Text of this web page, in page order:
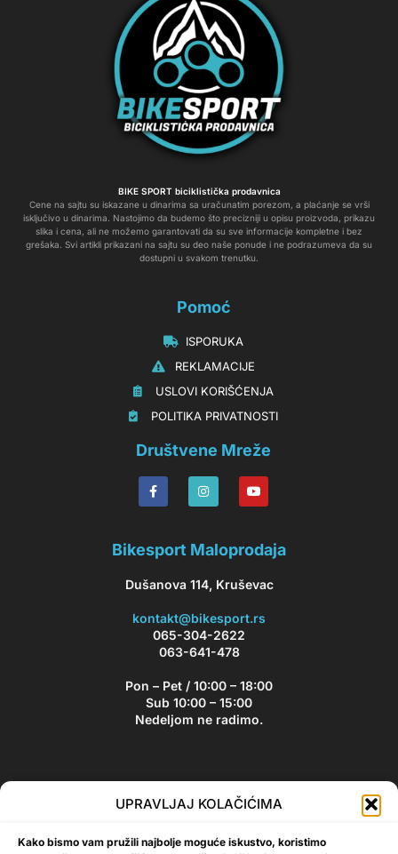
UPRAVLJAJ KOLAČIĆIMA
Kako bismo vam pružili najbolje moguće iskustvo, koristimo
BIKE SPORT biciklistička prodavnica
Cene na sajtu su iskazane u dinarima sa uračunatim porezom, a plaćanje se vrši
isključivo u dinarima. Nastojimo da budemo što precizniji u opisu proizvoda, prikazu
slika i cena, ali ne možemo garantovati da su sve informacije kompletne i bez
grešaka. Svi artikli prikazani na sajtu su deo naše ponude i ne podrazumeva da su
dostupni u svakom trenutku.
Pomoć
‏‏‎‏‏‎ ‎ISPORUKA
‏‏‏‏‎ ‎‎‎‎‎‎REKLAMACIJE‎‎‎
‏‏‎‏‏‎ ‎‎USLOVI KORIŠĆENJA
‏‏‏‎ ‎‎POLITIKA PRIVATNOSTI
Društvene Mreže
Bikesport Maloprodaja
Dušanova 114, Kruševac
kontakt@bikesport.rs
065-304-2622
063-641-478
Pon – Pet / 10:00 – 18:00
Sub 10:00 – 15:00
Nedeljom ne radimo.
Bikesport Newsletter
akcijama i popustima!